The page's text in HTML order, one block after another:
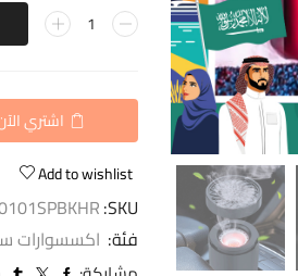
اشتري
Add to wishlist
SKU:
فئة: اكسسوارات